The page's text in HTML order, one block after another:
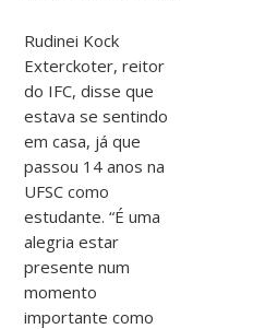
Rudinei Kock
Exterckoter, reitor
do IFC, disse que
estava se sentindo
em casa, já que
passou 14 anos na
UFSC como
estudante. “É uma
alegria estar
presente num
momento
importante como